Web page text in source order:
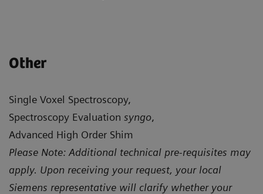
Other
Single Voxel Spectroscopy,
Spectroscopy Evaluation syngo,
Advanced High Order Shim
Please Note: Additional technical pre-requisites may
apply. Upon receiving your request, your local
Siemens representative will clarify whether your